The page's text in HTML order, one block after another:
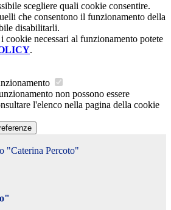
scegliere quali cookie consentire.
che consentono il funzionamento della
disabilitarli.
cookie necessari al funzionamento potete
.
non possono essere
l'elenco nella pagina della cookie
"Caterina Percoto"